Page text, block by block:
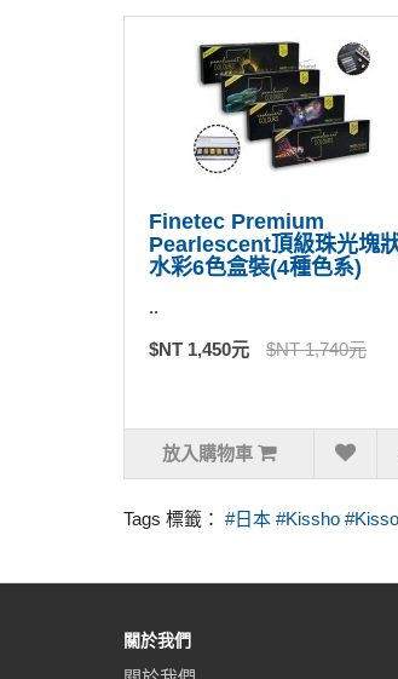
Finetec Premium
Pearlescent頂級珠光塊
水彩6色盒裝(4種色系)
..
$NT 1,450元 $NT 1,740元
放入購物車
Tags 標籤： #日本 #Kissho
關於我們